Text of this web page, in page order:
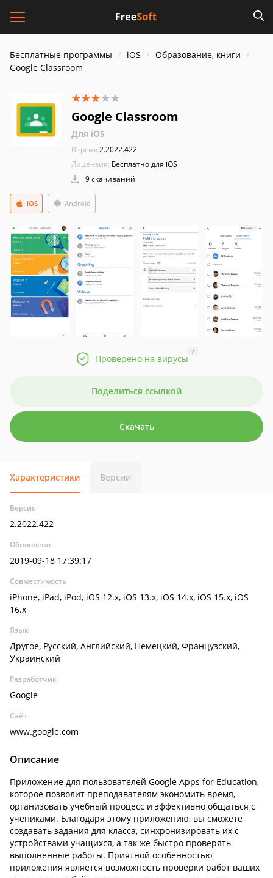
Бесплатные программы iOS
Образование, книги
Google Classroom
Google Classroom
Для iOS
Версия:2.2022.422
Лицензия: Бесплатно для iOS
9 скачиваний
Android
iOS
Проверено на вирусы
?
Поделиться ссылкой
Скачать
Характеристики Версии
Версия
2.2022.422
Обновлено
2019-09-18 17:39:17
Совместимость
iPhone, iPad, iPod, iOS 12.x, iOS 13.x, iOS 14.x, iOS 15.x, iOS
16.x
Язык
Другое, Русский, Английский, Немецкий, Французский,
Украинский
Разработчик
Google
Сайт
www.google.com
Описание
Приложение для пользователей Google Apps for Education,
которое позволит преподавателям экономить время,
организовать учебный процесс и эффективно общаться с
учениками. Благодаря этому приложению, вы сможете
создавать задания для класса, синхронизировать их с
устройствами учащихся, а так же быстро проверять
выполненные работы. Приятной особенностью
приложения является возможность проверки работ ваших